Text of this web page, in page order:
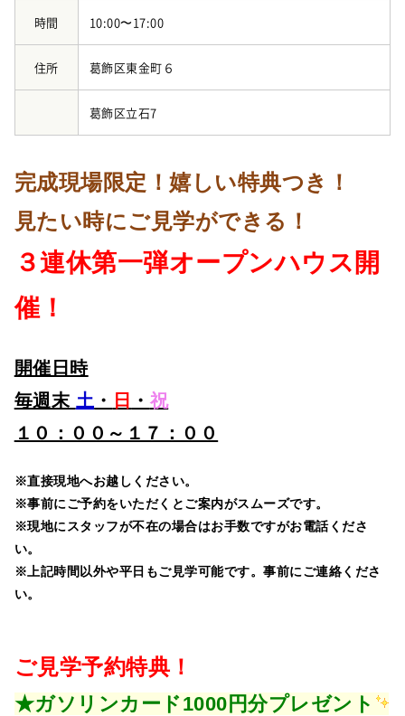
耐震等級3の家づくり
「したまち未来活用」～不動産売却相談室～
時間 10:00〜17:00
住所 葛飾区東金町６
葛飾区立石7
完成現場限定！嬉しい特典つき！
見たい時にご見学ができる！
３連休第一弾オープンハウス開
催！
開催日時
毎週末 土 ・ 日 ・ 祝
１０：００～１７：００
※直接現地へお越しください。
※事前にご予約をいただくとご案内がスムーズです。
※現地にスタッフが不在の場合はお手数ですがお電話くださ
い。
※上記時間以外や平日もご見学可能です。事前にご連絡くださ
い。
ご見学予約特典！
★ガソリンカード1000円分プレゼント